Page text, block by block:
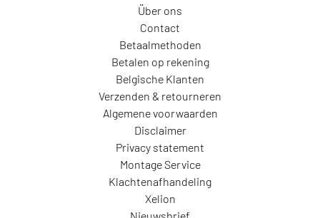
Über ons
Contact
Betaalmethoden
Betalen op rekening
Belgische Klanten
Verzenden & retourneren
Algemene voorwaarden
Disclaimer
Privacy statement
Montage Service
Klachtenafhandeling
Xelion